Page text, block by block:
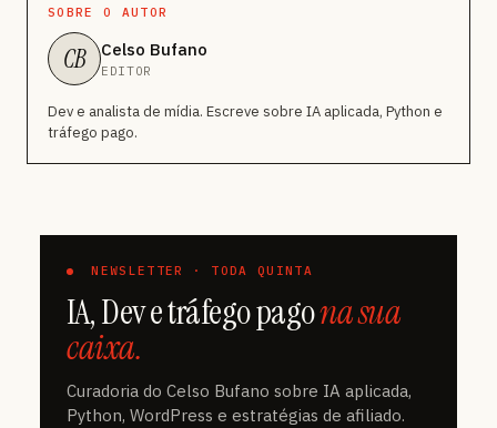
SOBRE O AUTOR
CB Celso Bufano
EDITOR
Dev e analista de mídia. Escreve sobre IA aplicada, Python e
tráfego pago.
NEWSLETTER · TODA QUINTA
IA, Dev e tráfego pagona sua
caixa.
Curadoria do Celso Bufano sobre IA aplicada,
Python, WordPress e estratégias de afiliado.